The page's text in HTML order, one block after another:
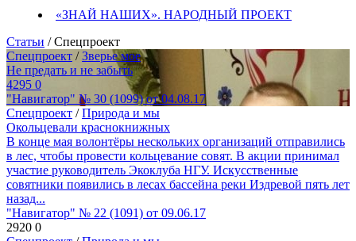
«ЗНАЙ НАШИХ». НАРОДНЫЙ ПРОЕКТ
Статьи / Спецпроект
Спецпроект /Зверье мое
Не предать и не забыть
4295 0
"Навигатор" № 30 (1099) от 04.08.17
Спецпроект /Природа и мы
Окольцевали краснокнижных
В конце мая волонтёры нескольких организаций отправились
в лес, чтобы провести кольцевание совят. В акции принимал
участие руководитель Экоклуба НГУ. Искусственные
совятники появились в лесах бассейна реки Издревой пять лет
назад...
"Навигатор" № 22 (1091) от 09.06.17
2920 0